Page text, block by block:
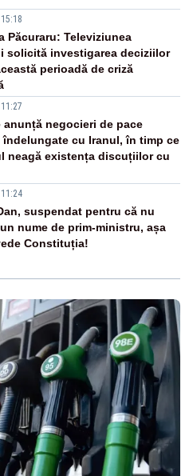
Păcuraru: Televiziunea
solicită investigarea deciziilor
perioadă de criză
anunță negocieri de pace
cu Iranul, în timp ce
neagă existența discuțiilor cu
suspendat pentru că nu
nume de prim-ministru, așa
Constituția!